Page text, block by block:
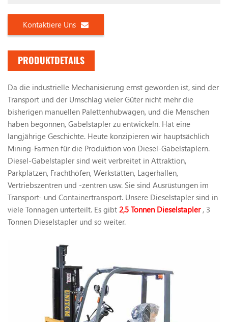
Kontaktiere Uns
PRODUKTDETAILS
Da die industrielle Mechanisierung ernst geworden ist, sind der
Transport und der Umschlag vieler Güter nicht mehr die
bisherigen manuellen Palettenhubwagen, und die Menschen
haben begonnen, Gabelstapler zu entwickeln. Hat eine
langjährige Geschichte. Heute konzipieren wir hauptsächlich
Mining-Farmen für die Produktion von Diesel-Gabelstaplern.
Diesel-Gabelstapler sind weit verbreitet in Attraktion,
Parkplätzen, Frachthöfen, Werkstätten, Lagerhallen,
Vertriebszentren und -zentren usw. Sie sind Ausrüstungen im
Transport- und Containertransport. Unsere Dieselstapler sind in
viele Tonnagen unterteilt. Es gibt 2,5 Tonnen Dieselstapler, 3
Tonnen Dieselstapler und so weiter.